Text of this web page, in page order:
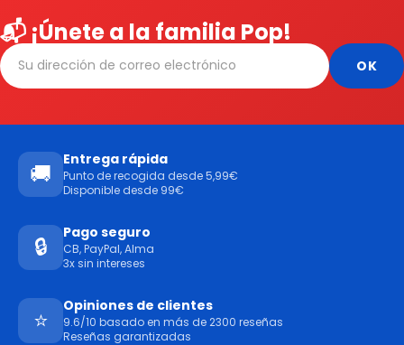
📬 ¡Únete a la familia Pop!
🚚
Entrega rápida
Punto de recogida desde 5,99€
Disponible desde 99€
🔒
Pago seguro
CB, PayPal, Alma
3x sin intereses
⭐
Opiniones de clientes
9.6/10 basado en más de 2300 reseñas
Reseñas garantizadas